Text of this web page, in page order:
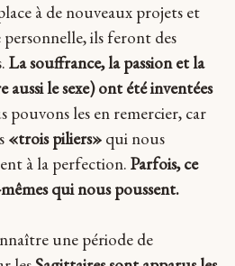
à de nouveaux projets et
ils feront des
La souffrance, la passion et la
le sexe) ont été inventées
pouvons les en remercier, car
«trois piliers»qui nous
à la perfection. Parfois, ce
qui nous poussent.
une période de